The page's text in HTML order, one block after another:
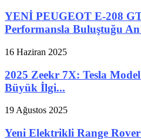
YENİ PEUGEOT E-208
Performansla Buluştuğu
16 Haziran 2025
2025 Zeekr 7X: Tesla
Büyük İlgi...
19 Ağustos 2025
Yeni Elektrikli Range